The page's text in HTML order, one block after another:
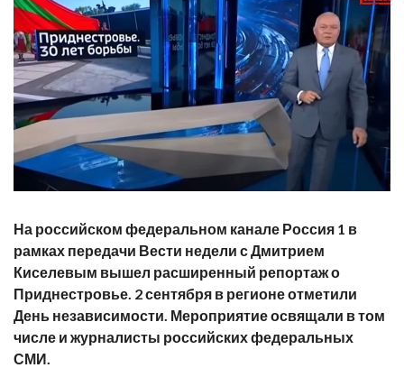
На российском федеральном канале Россия 1 в
рамках передачи Вести недели с Дмитрием
Киселевым вышел расширенный репортаж о
Приднестровье. 2 сентября в регионе отметили
День независимости. Мероприятие освящали в том
числе и журналисты российских федеральных
СМИ.